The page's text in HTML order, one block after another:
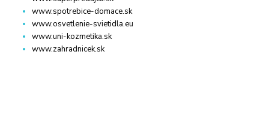
www.spotrebice-domace.sk
www.osvetlenie-svietidla.eu
www.uni-kozmetika.sk
www.zahradnicek.sk